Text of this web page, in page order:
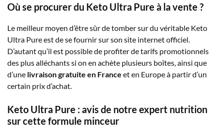
Où se procurer du Keto Ultra Pure à la vente ?
Le meilleur moyen d’être sûr de tomber sur du véritable Keto
Ultra Pure est de se fournir sur son site internet officiel.
D’autant qu’il est possible de profiter de tarifs promotionnels
des plus alléchants si on en achète plusieurs boîtes, ainsi que
d’une livraison gratuite en France et en Europe à partir d’un
certain prix d’achat.
Keto Ultra Pure : avis de notre expert nutrition
sur cette formule minceur